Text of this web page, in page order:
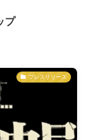
プ
プレスリリース